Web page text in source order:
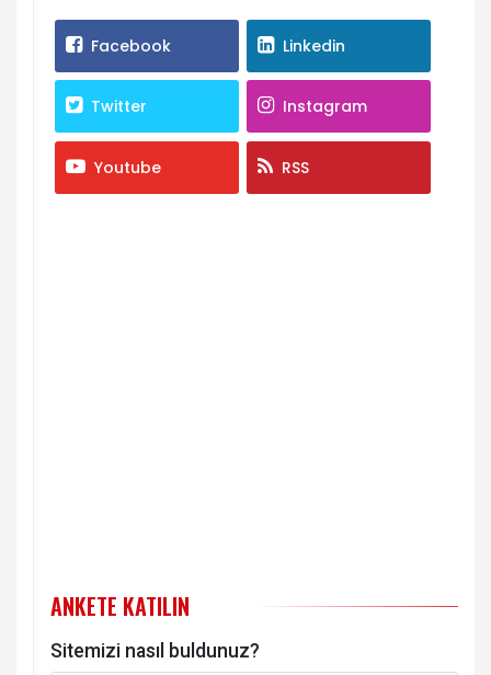
Facebook Linkedin
Twitter Instagram
Youtube RSS
ANKETE KATILIN
Sitemizi nasıl buldunuz?